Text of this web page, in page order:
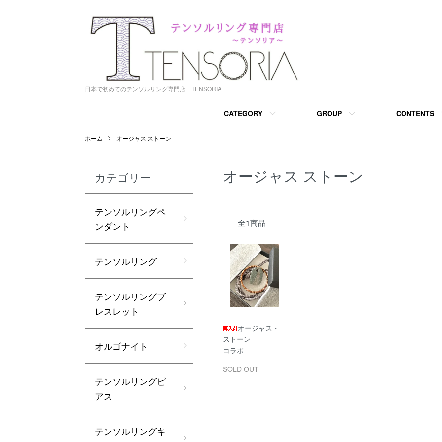
日本で初めてのテンソルリング専門店 TENSORIA
CATEGORY GROUP CONTENTS
ホーム オージャス ストーン
オージャス ストーン
全1商品
オージャス・
ストーン
コラボ
SOLD OUT
カテゴリー
テンソルリングペ
ンダント
テンソルリング
テンソルリングブ
レスレット
オルゴナイト
テンソルリングピ
アス
テンソルリングキ